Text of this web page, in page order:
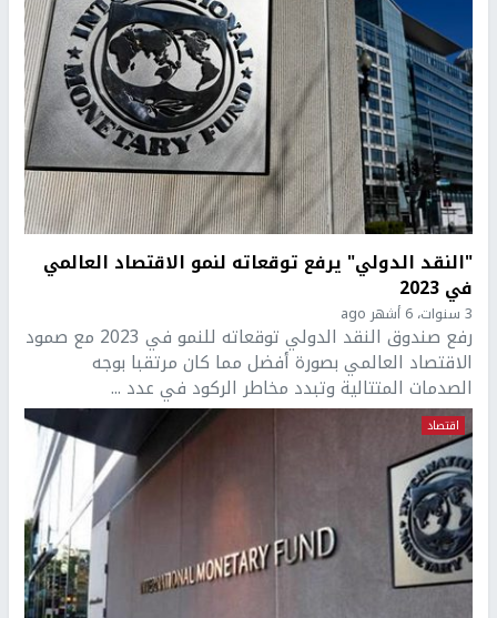
"النقد الدولي" يرفع توقعاته لنمو الاقتصاد العالمي
في 2023
3 سنوات، 6 أشهر ago
رفع صندوق النقد الدولي توقعاته للنمو في 2023 مع صمود
الاقتصاد العالمي بصورة أفضل مما كان مرتقبا بوجه
الصدمات المتتالية وتبدد مخاطر الركود في عدد ...
اقتصاد